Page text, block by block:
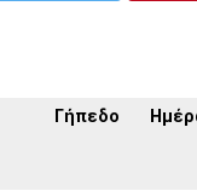
Γήπεδο